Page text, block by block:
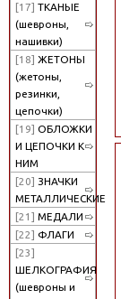
[17] ТКАНЫЕ
(шевроны,
нашивки)
[18] ЖЕТОНЫ
(жетоны,
резинки,
цепочки)
[19] ОБЛОЖКИ
И ЦЕПОЧКИ К
НИМ
[20] ЗНАЧКИ
МЕТАЛЛИЧЕСКИЕ
[21] МЕДАЛИ
[22] ФЛАГИ
[23]
ШЕЛКОГРАФИЯ
(шевроны и